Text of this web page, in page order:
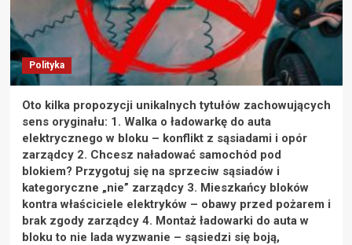
Polityka
Oto kilka propozycji unikalnych tytułów zachowujących
sens oryginału: 1. Walka o ładowarkę do auta
elektrycznego w bloku – konflikt z sąsiadami i opór
zarządcy 2. Chcesz naładować samochód pod
blokiem? Przygotuj się na sprzeciw sąsiadów i
kategoryczne „nie” zarządcy 3. Mieszkańcy bloków
kontra właściciele elektryków – obawy przed pożarem i
brak zgody zarządcy 4. Montaż ładowarki do auta w
bloku to nie lada wyzwanie – sąsiedzi się boją,